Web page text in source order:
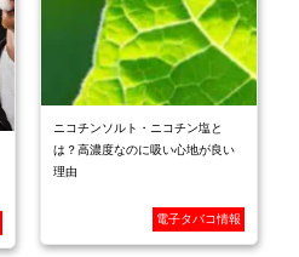
ニコチンソルト・ニコチン塩と
は？高濃度なのに吸い心地が良い
理由
電子タバコ情報